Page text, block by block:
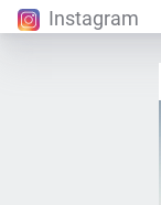
Instagram